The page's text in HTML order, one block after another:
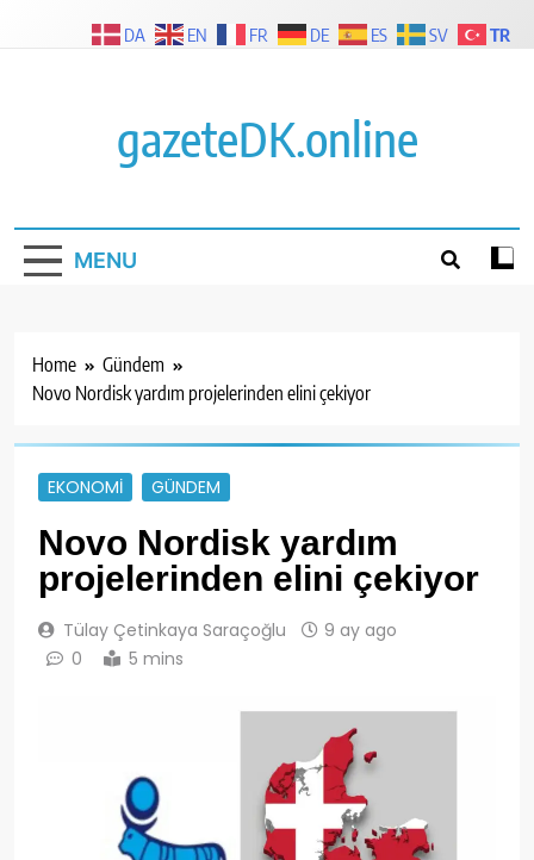
gazeteDK.online
MENU
Home
Gündem
Novo Nordisk yardım projelerinden elini çekiyor
EKONOMI GÜNDEM
Novo Nordisk yardım
projelerinden elini çekiyor
Tülay Çetinkaya Saraçoğlu
9 ay ago
0
5 mins
DA EN FR DE ES SV TR